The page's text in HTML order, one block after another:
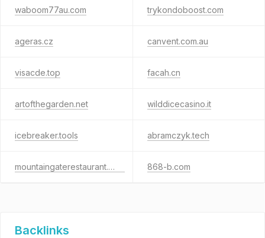
waboom77au.com trykondoboost.com
ageras.cz canvent.com.au
visacde.top facah.cn
artofthegarden.net wilddicecasino.it
icebreaker.tools abramczyk.tech
mountaingaterestaurant.com 868-b.com
Backlinks